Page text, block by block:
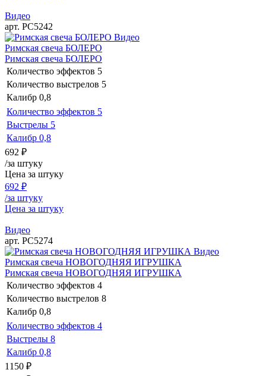
Видео
арт. РС5242
Видео
Римская свеча БОЛЕРО
Римская свеча БОЛЕРО
Количество эффектов 5
Количество выстрелов 5
Калибр 0,8
Количество эффектов 5
Выстрелы 5
Калибр 0,8
692 ₽
/за штуку
Цена за штуку
692 ₽
/за штуку
Цена за штуку
Видео
арт. РС5274
Видео
Римская свеча НОВОГОДНЯЯ ИГРУШКА
Римская свеча НОВОГОДНЯЯ ИГРУШКА
Количество эффектов 4
Количество выстрелов 8
Калибр 0,8
Количество эффектов 4
Выстрелы 8
Калибр 0,8
1150 ₽